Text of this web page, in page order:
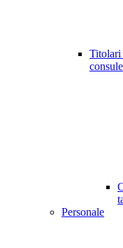
Titolari
Personale